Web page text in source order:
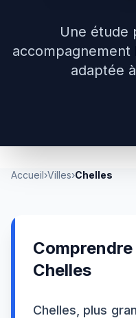
Une étude
adaptée
Accueil›Villes›Chelles
Chelles
Chelles, plus